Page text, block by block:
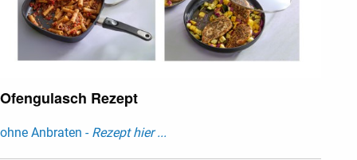
Ofengulasch Rezept
ohne Anbraten - Rezept hier ...